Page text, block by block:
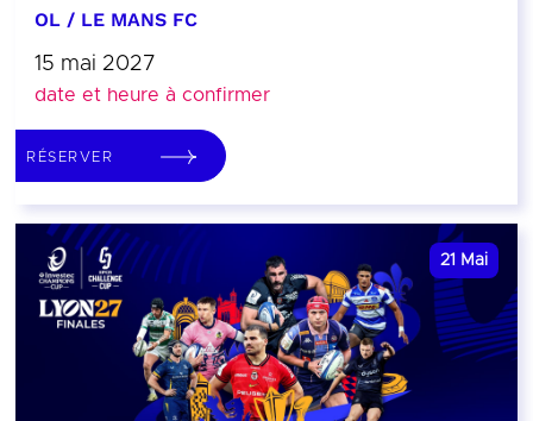
OL / LE MANS FC
15 mai 2027
date et heure à confirmer
RÉSERVER
21 Mai